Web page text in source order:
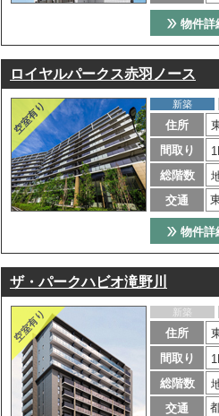
物件詳
ロイヤルパークス赤羽ノース
新築
住所
間取り
総階数
交通
物件詳
ザ・パークハビオ滝野川
新築
住所
間取り
総階数
交通